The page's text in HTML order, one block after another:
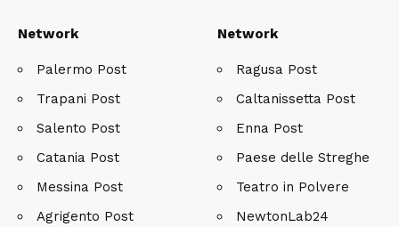
Network
Palermo Post
Trapani Post
Salento Post
Catania Post
Messina Post
Agrigento Post
Network
Ragusa Post
Caltanissetta Post
Enna Post
Paese delle Streghe
Teatro in Polvere
NewtonLab24